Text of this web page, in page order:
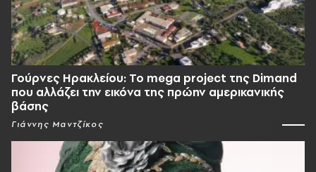
Γούρνες Ηρακλείου: To mega project της Dimand
που αλλάζει την εικόνα της πρώην αμερικανικής
βάσης
Γιάννης Μαντζίκος